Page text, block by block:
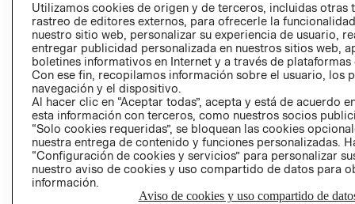
AVISO DE
PRIVACIDAD
GIFT CARD
Utilizamos cookies de origen y de terceros, incluidas otras
rastreo de editores externos, para ofrecerle la
nuestro sitio web, personalizar su experiencia de usuario,
entregar publicidad personalizada en nuestros sitios web,
boletines informativos en Internet y a través de plataformas
Con ese fin, recopilamos información sobre el usuario, los
navegación y el dispositivo.
Al hacer clic en “Aceptar todas”, acepta y está de acuerdo
esta información con terceros, como nuestros socios
“Solo cookies requeridas”, se bloquean las cookies
nuestra entrega de contenido y funciones personalizadas.
“Configuración de cookies y servicios” para personalizar
nuestro aviso de cookies y uso compartido de datos para
información.
Aviso de cookies y uso compartido de